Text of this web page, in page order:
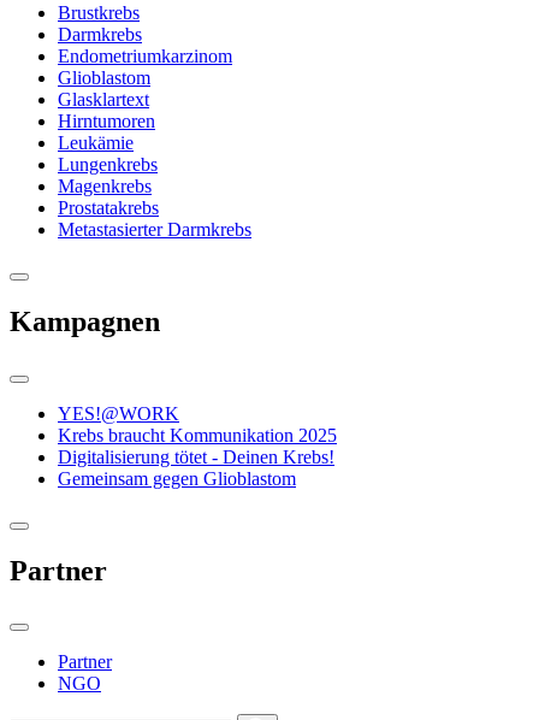
Brustkrebs
Darmkrebs
Endometriumkarzinom
Glioblastom
Glasklartext
Hirntumoren
Leukämie
Lungenkrebs
Magenkrebs
Prostatakrebs
Metastasierter Darmkrebs
Kampagnen
YES!@WORK
Krebs braucht Kommunikation 2025
Digitalisierung tötet - Deinen Krebs!
Gemeinsam gegen Glioblastom
Partner
Partner
NGO